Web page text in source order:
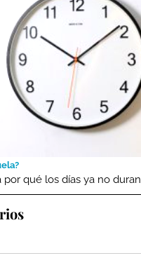
por qué los días ya no